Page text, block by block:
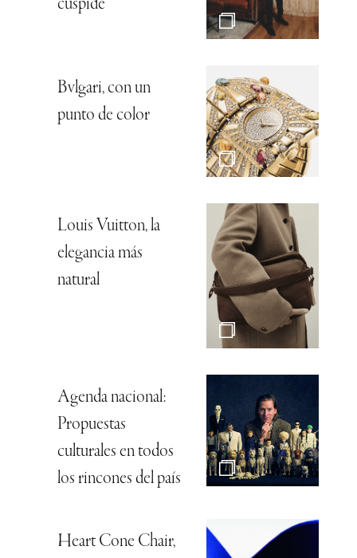
cúspide
Bvlgari, con un
punto de color
Louis Vuitton, la
elegancia más
natural
Agenda nacional:
Propuestas
culturales en todos
los rincones del país
Heart Cone Chair,